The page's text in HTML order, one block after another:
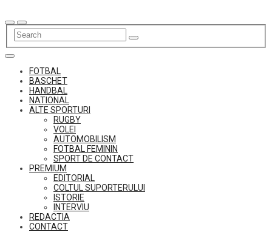
to
content
FOTBAL
BASCHET
HANDBAL
NATIONAL
ALTE SPORTURI
RUGBY
VOLEI
AUTOMOBILISM
FOTBAL FEMININ
SPORT DE CONTACT
PREMIUM
EDITORIAL
COLTUL SUPORTERULUI
ISTORIE
INTERVIU
REDACTIA
CONTACT